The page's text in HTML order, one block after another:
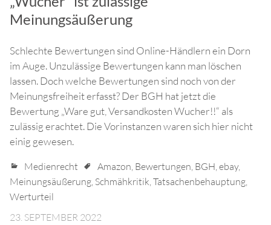
Meinungsäußerung
Schlechte Bewertungen sind Online-Händlern ein Dorn
im Auge. Unzulässige Bewertungen kann man löschen
lassen. Doch welche Bewertungen sind noch von der
Meinungsfreiheit erfasst? Der BGH hat jetzt die
Bewertung „Ware gut, Versandkosten Wucher!!“ als
zulässig erachtet. Die Vorinstanzen waren sich hier nicht
einig gewesen.
Medienrecht Amazon, Bewertungen, BGH,ebay,
Meinungsäußerung, Schmähkritik,Tatsachenbehauptung,
Werturteil
23. SEPTEMBER 2022